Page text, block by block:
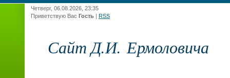
Четверг, 06.08.2026, 23:35
Приветствую Вас Гость | RSS
Сайт Д.И. Ермоловича